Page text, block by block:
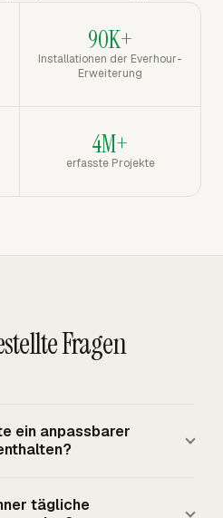
90K+
Installationen der Everhour-
Erweiterung
4M+
erfasste Projekte
Fragen
ein anpassbarer
als erfasst und nicht
tägliche